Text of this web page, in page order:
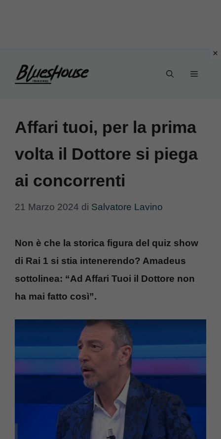
Menu
Affari tuoi, per la prima
volta il Dottore si piega
ai concorrenti
21 Marzo 2024 di Salvatore Lavino
Non è che la storica figura del quiz show
di Rai 1 si stia intenerendo? Amadeus
sottolinea: “Ad Affari Tuoi il Dottore non
ha mai fatto così”.